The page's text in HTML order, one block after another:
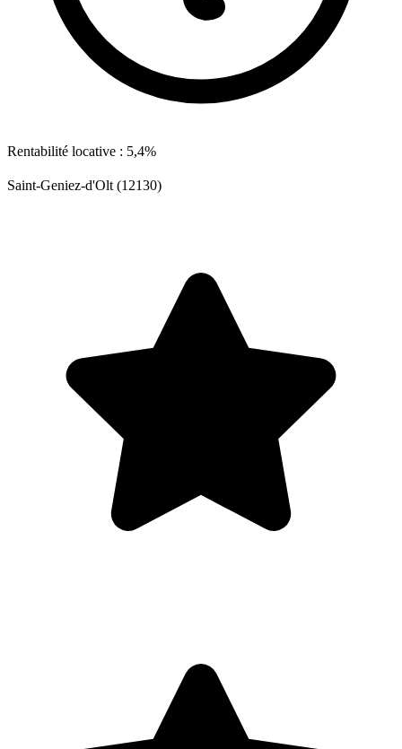
Rentabilité locative : 5,4%
Saint-Geniez-d'Olt (12130)